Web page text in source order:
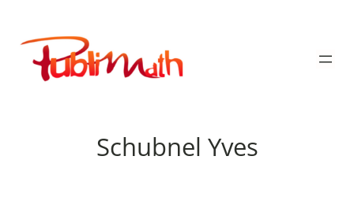
contenu
Publimath
Schubnel Yves